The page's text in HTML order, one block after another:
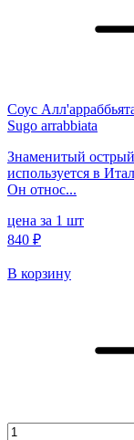
Соус
Sugo arrabbiata
Знаменитый
используется в
Он относ...
цена за 1 шт
840 ₽
В корзину